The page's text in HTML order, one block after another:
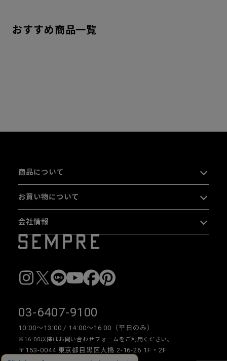
おすすめ商品一覧
商品について
お買い物について
会社情報
03-6407-9100
10:00〜13:00 / 14:00〜16:00（平日のみ）
※16:00以降は お問い合わせフォーム をご利用ください。
〒153-0044 東京都目黒区大橋 2-16-26 1F・2F